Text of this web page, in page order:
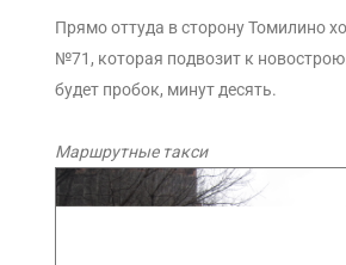
Прямо оттуда в сторону Томилино
№71, которая подвозит к
будет пробок, минут десять.
Маршрутные такси